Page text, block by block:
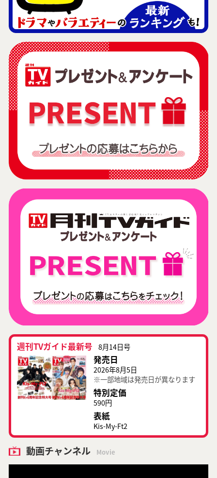
週刊TVガイド最新号 8月14日号
発売日
2026年8月5日
※一部地域は発売日が異なります
特別定価
590円
表紙
Kis-My-Ft2
動画チャンネル Movie